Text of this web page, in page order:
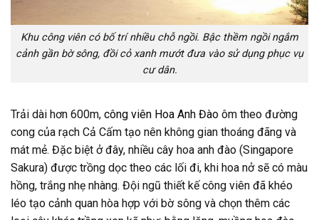
Khu công viên có bố trí nhiều chỗ ngồi. Bậc thềm ngồi ngắm
cảnh gần bờ sông, đồi cỏ xanh mướt đưa vào sử dụng phục vụ
cư dân.
Trải dài hơn 600m, công viên Hoa Anh Đào ôm theo đường
cong của rạch Cả Cấm tạo nên không gian thoáng đãng và
mát mẻ. Đặc biệt ở đây, nhiều cây hoa anh đào (Singapore
Sakura) được trồng dọc theo các lối đi, khi hoa nở sẽ có màu
hồng, trắng nhẹ nhàng. Đội ngũ thiết kế công viên đã khéo
léo tạo cảnh quan hòa hợp với bờ sông và chọn thêm các